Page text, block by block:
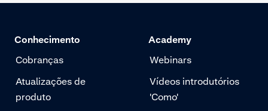
Conhecimento
Cobranças
Atualizações de
produto
Academy
Webinars
Vídeos introdutórios
'Como'